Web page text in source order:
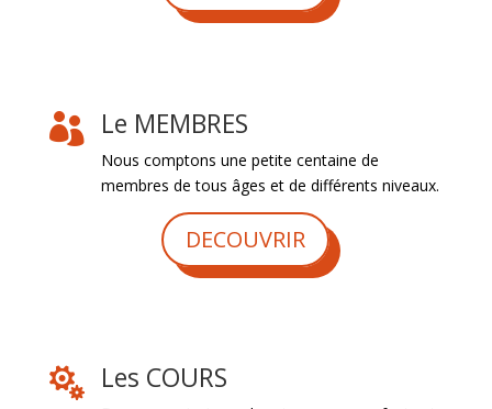
 Le MEMBRES
Nous comptons une petite centaine de
membres de tous âges et de différents niveaux.
DECOUVRIR
 Les COURS